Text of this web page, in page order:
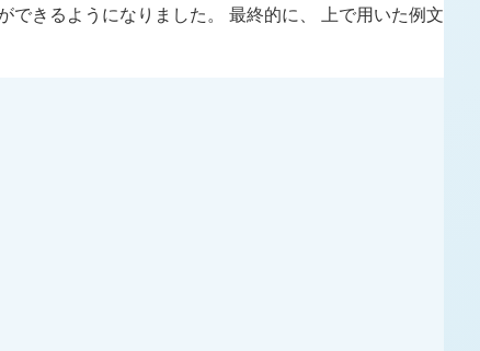
きるようになりました。 最終的に、 上で用いた例文